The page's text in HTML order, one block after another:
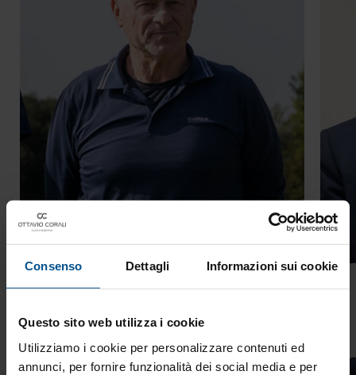
Consenso Dettagli Informazioni sui cookie
Questo sito web utilizza i cookie
Utilizziamo i cookie per personalizzare contenuti ed
annunci, per fornire funzionalità dei social media e per